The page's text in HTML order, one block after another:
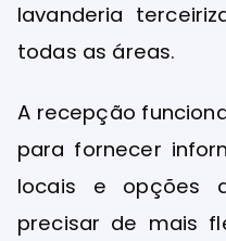
lavanderia
todas as áreas.
A recepção
para fornecer
locais e opções
precisar de mais